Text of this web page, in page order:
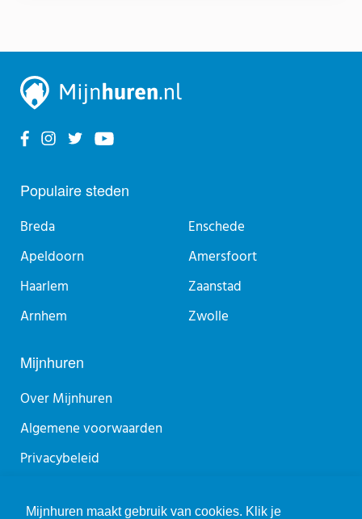
Mijnhuren maakt gebruik van cookies. Klik je
Populaire steden
Breda
Apeldoorn
Haarlem
Arnhem
Enschede
Amersfoort
Zaanstad
Zwolle
Mijnhuren
Over Mijnhuren
Algemene voorwaarden
Privacybeleid